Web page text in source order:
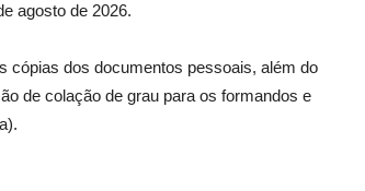
agosto de 2026.
cópias dos documentos pessoais, além do
de colação de grau para os formandos e